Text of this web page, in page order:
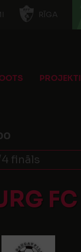
RĪGA
PROJEKTI
4 fināls
FC